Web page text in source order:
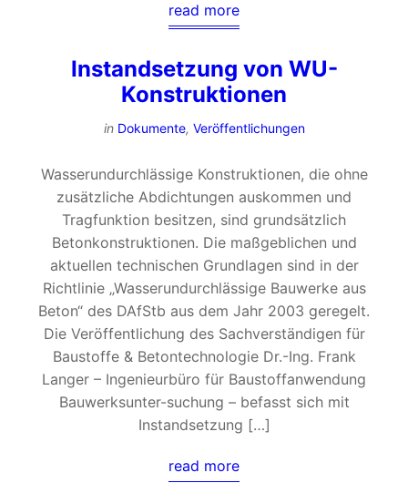
read more
Instandsetzung von WU-
Konstruktionen
in Dokumente, Veröffentlichungen
Wasserundurchlässige Konstruktionen, die ohne
zusätzliche Abdichtungen auskommen und
Tragfunktion besitzen, sind grundsätzlich
Betonkonstruktionen. Die maßgeblichen und
aktuellen technischen Grundlagen sind in der
Richtlinie „Wasserundurchlässige Bauwerke aus
Beton“ des DAfStb aus dem Jahr 2003 geregelt.
Die Veröffentlichung des Sachverständigen für
Baustoffe & Betontechnologie Dr.-Ing. Frank
Langer – Ingenieurbüro für Baustoffanwendung
Bauwerksunter-suchung – befasst sich mit
Instandsetzung […]
read more